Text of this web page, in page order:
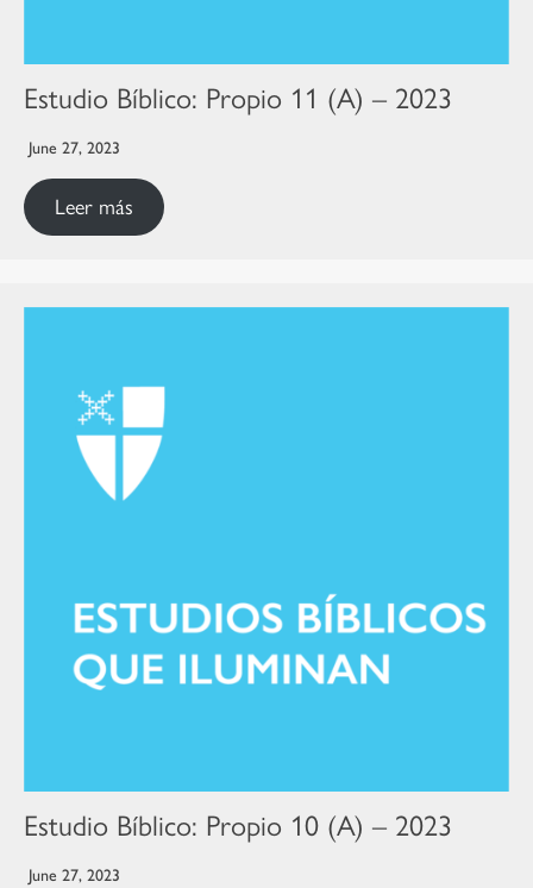
Estudio Bíblico: Propio 11 (A) – 2023
June 27, 2023
Leer más
Estudio Bíblico: Propio 10 (A) – 2023
June 27, 2023